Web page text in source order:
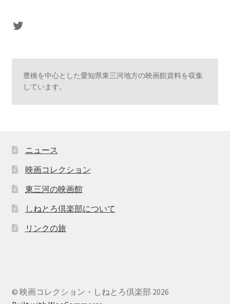
sasaki's Twitter
豊橋を中心とした愛知県東三河地方の映画館資料を収集
しています。
ニュース
映画コレクション
東三河の映画館
しねとろ倶楽部について
リンクの旅
© 映画コレクション・しねとろ倶楽部 2026